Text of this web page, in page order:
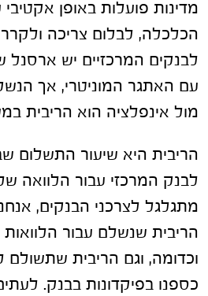
מדינות פועלות באופן
הכלכלה, לבלום צריכה ולקרר
לבנקים המרכזיים יש
עם האתגר המוניטרי, אך
מול אינפלציה הוא הריבית
הריבית היא שיעור התשלום
לבנק המרכזי עבור הלוואה
מתגלגל לצרכני הבנקים,
הריבית שנשלם עבור
וכדומה, וגם הריבית שתשולם
כספנו בפיקדונות בבנק.